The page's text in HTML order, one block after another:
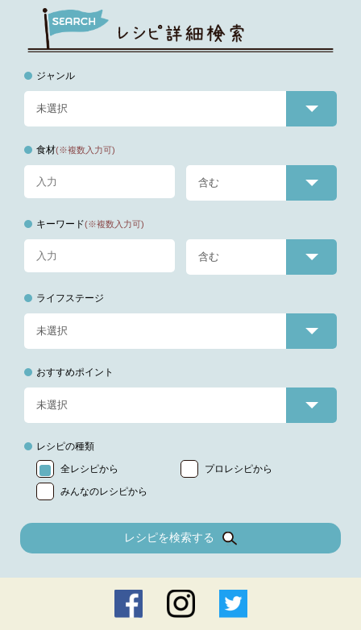
ジャンル
食材(※複数入力可)
キーワード(※複数入力可)
ライフステージ
おすすめポイント
レシピの種類
全レシピから
プロレシピから
みんなのレシピから
レシピを検索する